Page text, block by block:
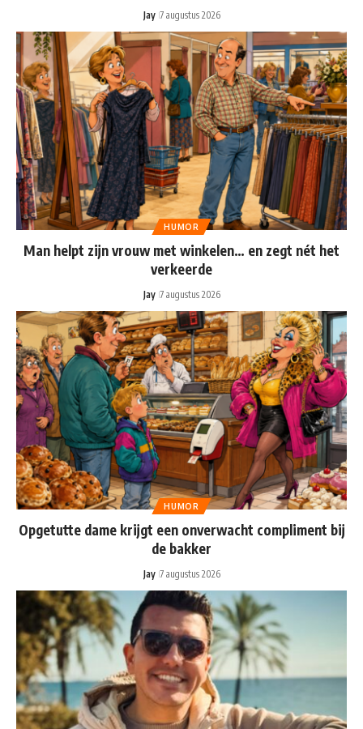
Jay 7 augustus 2026
HUMOR
Man helpt zijn vrouw met winkelen… en zegt nét het
verkeerde
Jay 7 augustus 2026
HUMOR
Opgetutte dame krijgt een onverwacht compliment bij
de bakker
Jay 7 augustus 2026